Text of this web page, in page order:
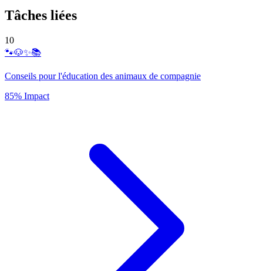
Tâches liées
10
🐾🐶✨📚
Conseils pour l'éducation des animaux de compagnie
85% Impact